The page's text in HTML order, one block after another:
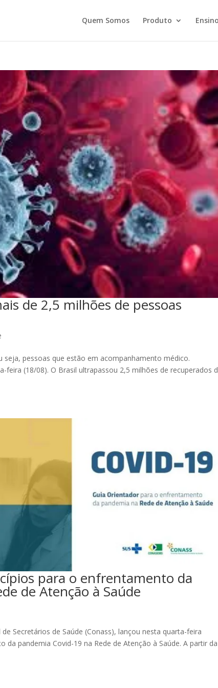
Quem Somos Produto
de 2,5 milhões de pessoas
pessoas que estão em acompanhamento médico.
(18/08). O Brasil ultrapassou 2,5 milhões de recuperados
para o enfrentamento da
de Atenção à Saúde
Secretários de Saúde (Conass), lançou nesta quarta-feira
pandemia Covid-19 na Rede de Atenção à Saúde. A partir da